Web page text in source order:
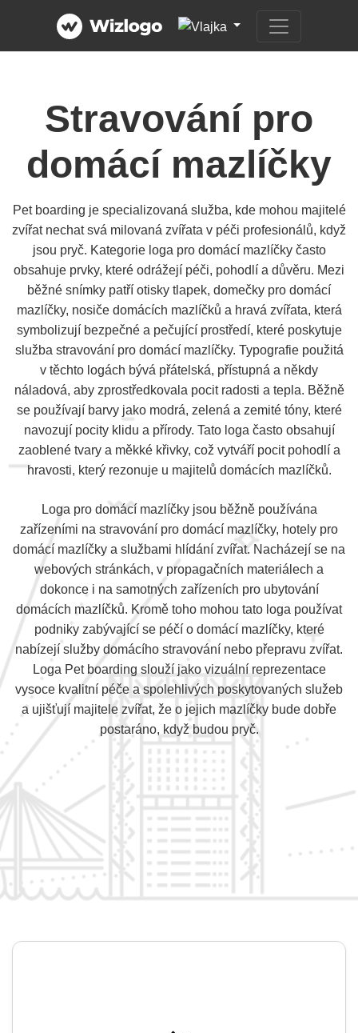
Stravování pro
domácí mazlíčky
Pet boarding je specializovaná služba, kde mohou majitelé
zvířat nechat svá milovaná zvířata v péči profesionálů, když
jsou pryč. Kategorie loga pro domácí mazlíčky často
obsahuje prvky, které odrážejí péči, pohodlí a důvěru. Mezi
běžné snímky patří otisky tlapek, domečky pro domácí
mazlíčky, nosiče domácích mazlíčků a hravá zvířata, která
symbolizují bezpečné a pečující prostředí, které poskytuje
služba stravování pro domácí mazlíčky. Typografie použitá
v těchto logách bývá přátelská, přístupná a někdy
náladová, aby zprostředkovala pocit radosti a tepla. Běžně
se používají barvy jako modrá, zelená a zemité tóny, které
navozují pocity klidu a přírody. Tato loga často obsahují
zaoblené tvary a měkké křivky, což vytváří pocit pohodlí a
hravosti, který rezonuje u majitelů domácích mazlíčků.
Loga pro domácí mazlíčky jsou běžně používána
zařízeními na stravování pro domácí mazlíčky, hotely pro
domácí mazlíčky a službami hlídání zvířat. Nacházejí se na
webových stránkách, v propagačních materiálech a
dokonce i na samotných zařízeních pro ubytování
domácích mazlíčků. Kromě toho mohou tato loga používat
podniky zabývající se péčí o domácí mazlíčky, které
nabízejí služby domácího stravování nebo přepravu zvířat.
Loga Pet boarding slouží jako vizuální reprezentace
vysoce kvalitní péče a spolehlivých poskytovaných služeb
a ujišťují majitele zvířat, že o jejich mazlíčky bude dobře
postaráno, když budou pryč.